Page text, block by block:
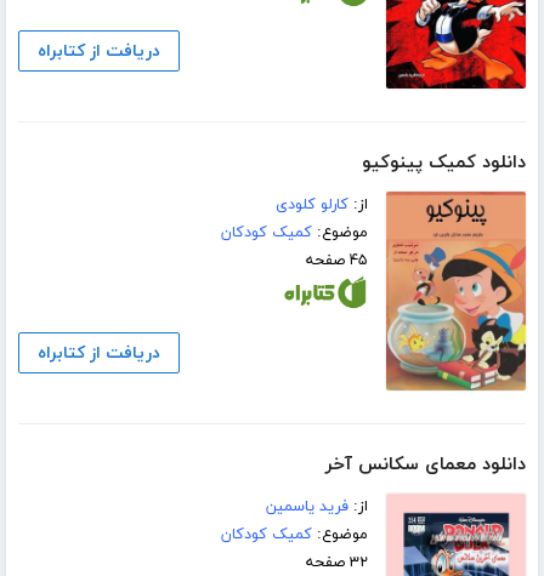
دریافت از کتابراه
دانلود کمیک پینوکیو
از:کارلو کلودی
موضوع:کمیک کودکان
۴۵ صفحه
دریافت از کتابراه
دانلود معمای سکانس آخر
از:فرید یاسمین
موضوع:کمیک کودکان
۳۲ صفحه